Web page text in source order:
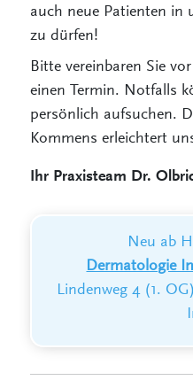
auch neue Patienten in
zu dürfen!
Bitte vereinbaren Sie
einen Termin. Notfalls
persönlich aufsuchen.
Kommens erleichtert
Ihr Praxisteam Dr.
Neu ab
Dermatologie
Lindenweg 4 (1.